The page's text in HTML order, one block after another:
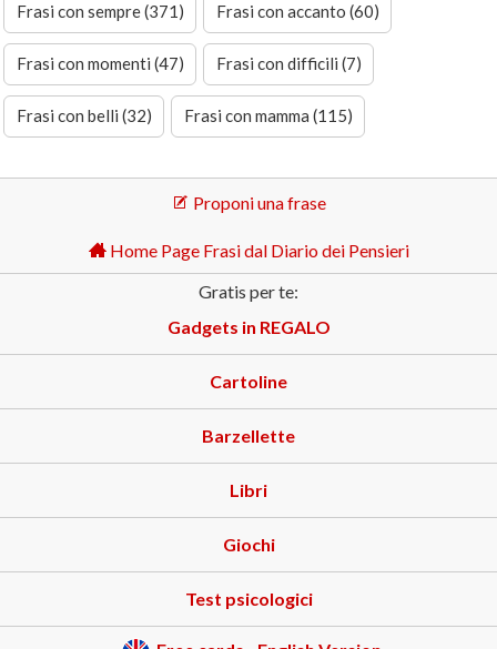
Frasi con sempre (371) Frasi con accanto (60)
Frasi con momenti (47) Frasi con difficili (7)
Frasi con belli (32) Frasi con mamma (115)
Proponi una frase
Home Page Frasi dal Diario dei Pensieri
Gratis per te:
Gadgets in REGALO
Cartoline
Barzellette
Libri
Giochi
Test psicologici